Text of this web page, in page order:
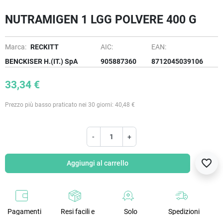
NUTRAMIGEN 1 LGG POLVERE 400 G
Marca: RECKITT
BENCKISER H.(IT.) SpA
AIC:
905887360
EAN:
8712045039106
33,34 €
Prezzo più basso praticato nei 30 giorni: 40,48 €
- +
Aggiungi al carrello favorite_border
Pagamenti
Resi facili e
Solo
Spedizioni